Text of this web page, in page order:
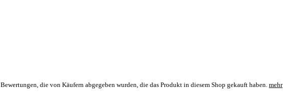
die von Käufern abgegeben wurden, die das Produkt in diesem Shop gekauft haben. mehr